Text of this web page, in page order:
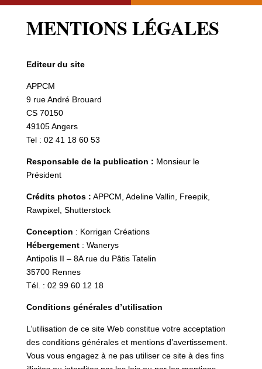
MENTIONS LÉGALES
Editeur du site
APPCM
9 rue André Brouard
CS 70150
49105 Angers
Tel : 02 41 18 60 53
Responsable de la publication : Monsieur le
Président
Crédits photos : APPCM, Adeline Vallin, Freepik,
Rawpixel, Shutterstock
Conception : Korrigan Créations
Hébergement: Wanerys
Antipolis II – 8A rue du Pâtis Tatelin
35700 Rennes
Tél. : 02 99 60 12 18
Conditions générales d’utilisation
L’utilisation de ce site Web constitue votre acceptation
des conditions générales et mentions d’avertissement.
Vous vous engagez à ne pas utiliser ce site à des fins